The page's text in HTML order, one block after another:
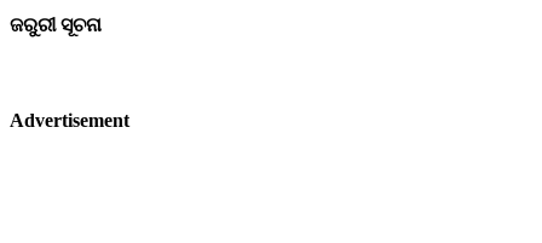
ଜରୁରୀ ସୂଚନା
Advertisement